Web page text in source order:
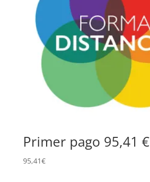
Primer pago 95,41 €
95,41€